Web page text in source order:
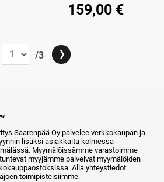
159,00 €
/3
Saarenpää Oy palvelee verkkokaupan ja
lisäksi asiakkaita kolmessa
Myymälöissämme varastoimme
myyjämme palvelvat myymälöiden
Alla yhteystiedot
toimipisteisiimme.